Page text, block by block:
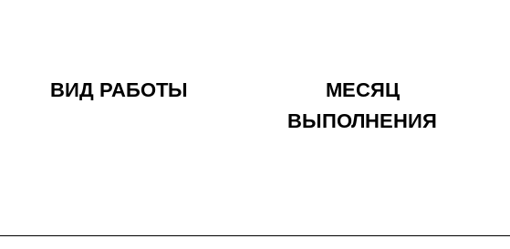
ВИД РАБОТЫ
МЕСЯЦ
ВЫПОЛНЕНИЯ